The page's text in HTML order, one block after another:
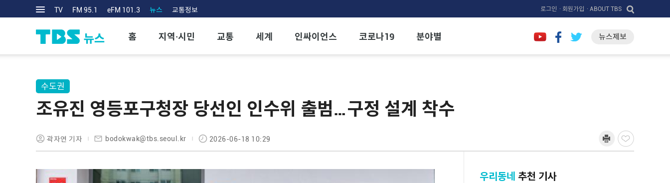
TV FM 95.1 eFM 101.3 뉴스 교통정보 로그인 · 회원가입 · ABOUT TBS
홈 지역·시민 교통 세계 인싸이언스 코로나19 분야별 뉴스제보
수도권
조유진 영등포구청장 당선인 인수위 출범…구정 설계 착수
곽자연 기자 bodokwak@tbs.seoul.kr 2026-06-18 10:29
우리동네 추천 기사